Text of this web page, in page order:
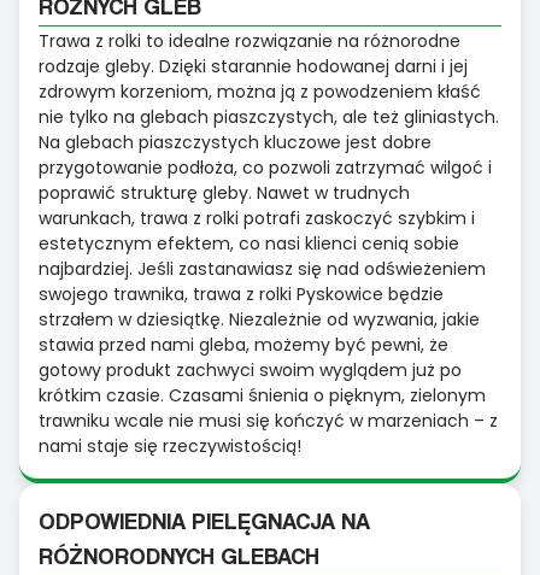
RÓŻNYCH GLEB
Trawa z rolki to idealne rozwiązanie na różnorodne
rodzaje gleby. Dzięki starannie hodowanej darni i jej
zdrowym korzeniom, można ją z powodzeniem kłaść
nie tylko na glebach piaszczystych, ale też gliniastych.
Na glebach piaszczystych kluczowe jest dobre
przygotowanie podłoża, co pozwoli zatrzymać wilgoć i
poprawić strukturę gleby. Nawet w trudnych
warunkach, trawa z rolki potrafi zaskoczyć szybkim i
estetycznym efektem, co nasi klienci cenią sobie
najbardziej. Jeśli zastanawiasz się nad odświeżeniem
swojego trawnika, trawa z rolki Pyskowice będzie
strzałem w dziesiątkę. Niezależnie od wyzwania, jakie
stawia przed nami gleba, możemy być pewni, że
gotowy produkt zachwyci swoim wyglądem już po
krótkim czasie. Czasami śnienia o pięknym, zielonym
trawniku wcale nie musi się kończyć w marzeniach – z
nami staje się rzeczywistością!
ODPOWIEDNIA PIELĘGNACJA NA
RÓŻNORODNYCH GLEBACH